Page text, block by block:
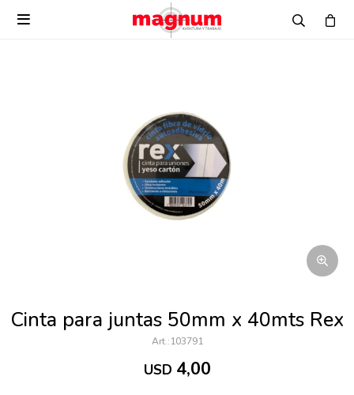

Cinta para juntas 50mm x 40mts Rex
103791
USD 4,00